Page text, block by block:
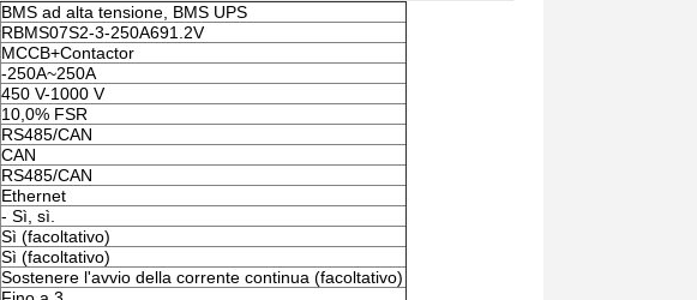
BMS ad alta tensione, BMS UPS
RBMS07S2-3-250A691.2V
MCCB+Contactor
-250A~250A
450 V-1000 V
10,0% FSR
RS485/CAN
CAN
RS485/CAN
Ethernet
- Sì, sì.
Sì (facoltativo)
Sì (facoltativo)
Sostenere l'avvio della corrente continua (facoltativo)